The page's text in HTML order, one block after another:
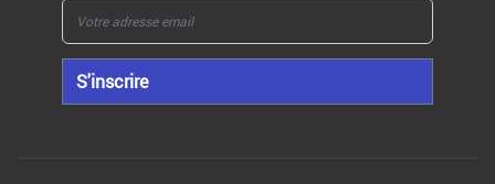
S'inscrire